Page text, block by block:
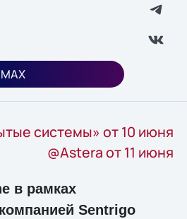
системы» от 10 июня
@Astera от 11 июня
в рамках
Sentrigo